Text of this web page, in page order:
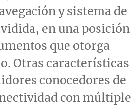
y sistema de
en una posición
que otorga
Otras características
conocedores de
con